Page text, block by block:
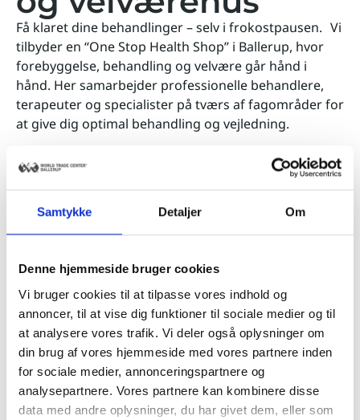
Samtykke Detaljer Om
Denne hjemmeside bruger cookies
Vi bruger cookies til at tilpasse vores indhold og
annoncer, til at vise dig funktioner til sociale medier og til
at analysere vores trafik. Vi deler også oplysninger om
din brug af vores hjemmeside med vores partnere inden
for sociale medier, annonceringspartnere og
analysepartnere. Vores partnere kan kombinere disse
data med andre oplysninger, du har givet dem, eller som
Få klaret dine behandlinger – selv i frokostpausen. Vi
tilbyder en “One Stop Health Shop” i Ballerup, hvor
forebyggelse, behandling og velvære går hånd i
hånd. Her samarbejder professionelle behandlere,
terapeuter og specialister på tværs af fagområder for
at give dig optimal behandling og vejledning.
Akupunktur & kinesisk medicin
Fysioterapi & osteopati
Massage, sport & afspænding
Stressbehandling & psykiatri
Kosmetolog & zoneterapi
Moderne Fitnesscenter og holdtræning
Med 5.000 m² klinik- og behandlingsfaciliteter kan du
kombinere træning, tandlæge, massage og terapi på
én dag – alt sammen under samme tag.